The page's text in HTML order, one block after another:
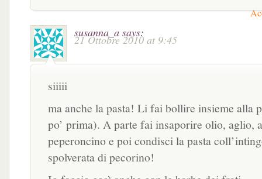
susanna_a says:
21 Ottobre 2010 at 9:45
siiiii
ma anche la pasta! Li fai bollire insieme alla
po’ prima). A parte fai insaporire olio, aglio,
peperoncino e poi condisci la pasta
spolverata di pecorino!